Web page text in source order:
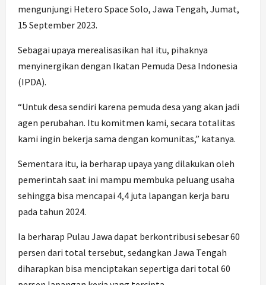
mengunjungi Hetero Space Solo, Jawa Tengah, Jumat,
15 September 2023.
Sebagai upaya merealisasikan hal itu, pihaknya
menyinergikan dengan Ikatan Pemuda Desa Indonesia
(IPDA).
“Untuk desa sendiri karena pemuda desa yang akan jadi
agen perubahan. Itu komitmen kami, secara totalitas
kami ingin bekerja sama dengan komunitas,” katanya.
Sementara itu, ia berharap upaya yang dilakukan oleh
pemerintah saat ini mampu membuka peluang usaha
sehingga bisa mencapai 4,4 juta lapangan kerja baru
pada tahun 2024.
Ia berharap Pulau Jawa dapat berkontribusi sebesar 60
persen dari total tersebut, sedangkan Jawa Tengah
diharapkan bisa menciptakan sepertiga dari total 60